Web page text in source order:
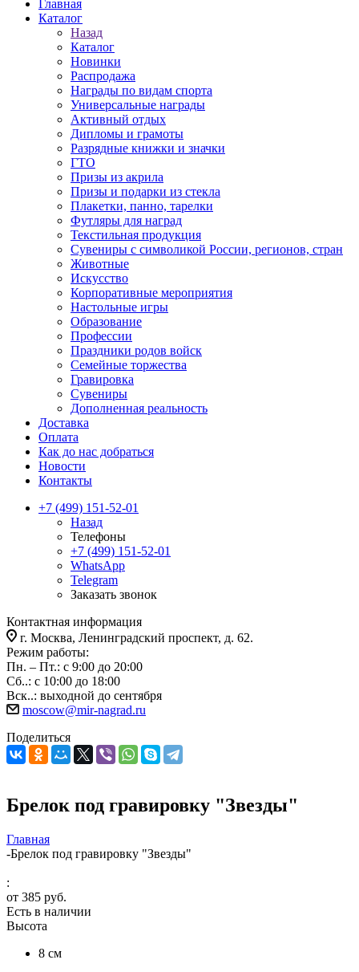
Главная
Каталог
Назад
Каталог
Новинки
Распродажа
Награды по видам спорта
Универсальные награды
Активный отдых
Дипломы и грамоты
Разрядные книжки и значки
ГТО
Призы из акрила
Призы и подарки из стекла
Плакетки, панно, тарелки
Футляры для наград
Текстильная продукция
Сувениры с символикой России, регионов, стран
Животные
Искусство
Корпоративные мероприятия
Настольные игры
Образование
Профессии
Праздники родов войск
Семейные торжества
Гравировка
Сувениры
Дополненная реальность
Доставка
Оплата
Как до нас добраться
Новости
Контакты
+7 (499) 151-52-01
Назад
Телефоны
+7 (499) 151-52-01
WhatsApp
Telegram
Заказать звонок
Контактная информация
г. Москва, Ленинградский проспект, д. 62.
Режим работы:
Пн. – Пт.: с 9:00 до 20:00
Сб..: с 10:00 до 18:00
Вск..: выходной до сентября
moscow@mir-nagrad.ru
Поделиться
Брелок под гравировку "Звезды"
Главная
-Брелок под гравировку "Звезды"
:
от 385 руб.
Есть в наличии
Высота
8 см